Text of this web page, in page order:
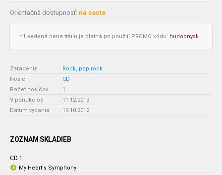
Orientačná dostupnosť: na ceste
* Uvedená cena titulu je platná pri použití PROMO kódu: hudobnysk
Zaradenie : Rock, pop rock
Nosič
: CD
Počet nosičov
: 1
V ponuke od
: 11.12.2013
Dátum vydania
: 19.10.2012
ZOZNAM SKLADIEB
CD 1
My Heart's Symphony